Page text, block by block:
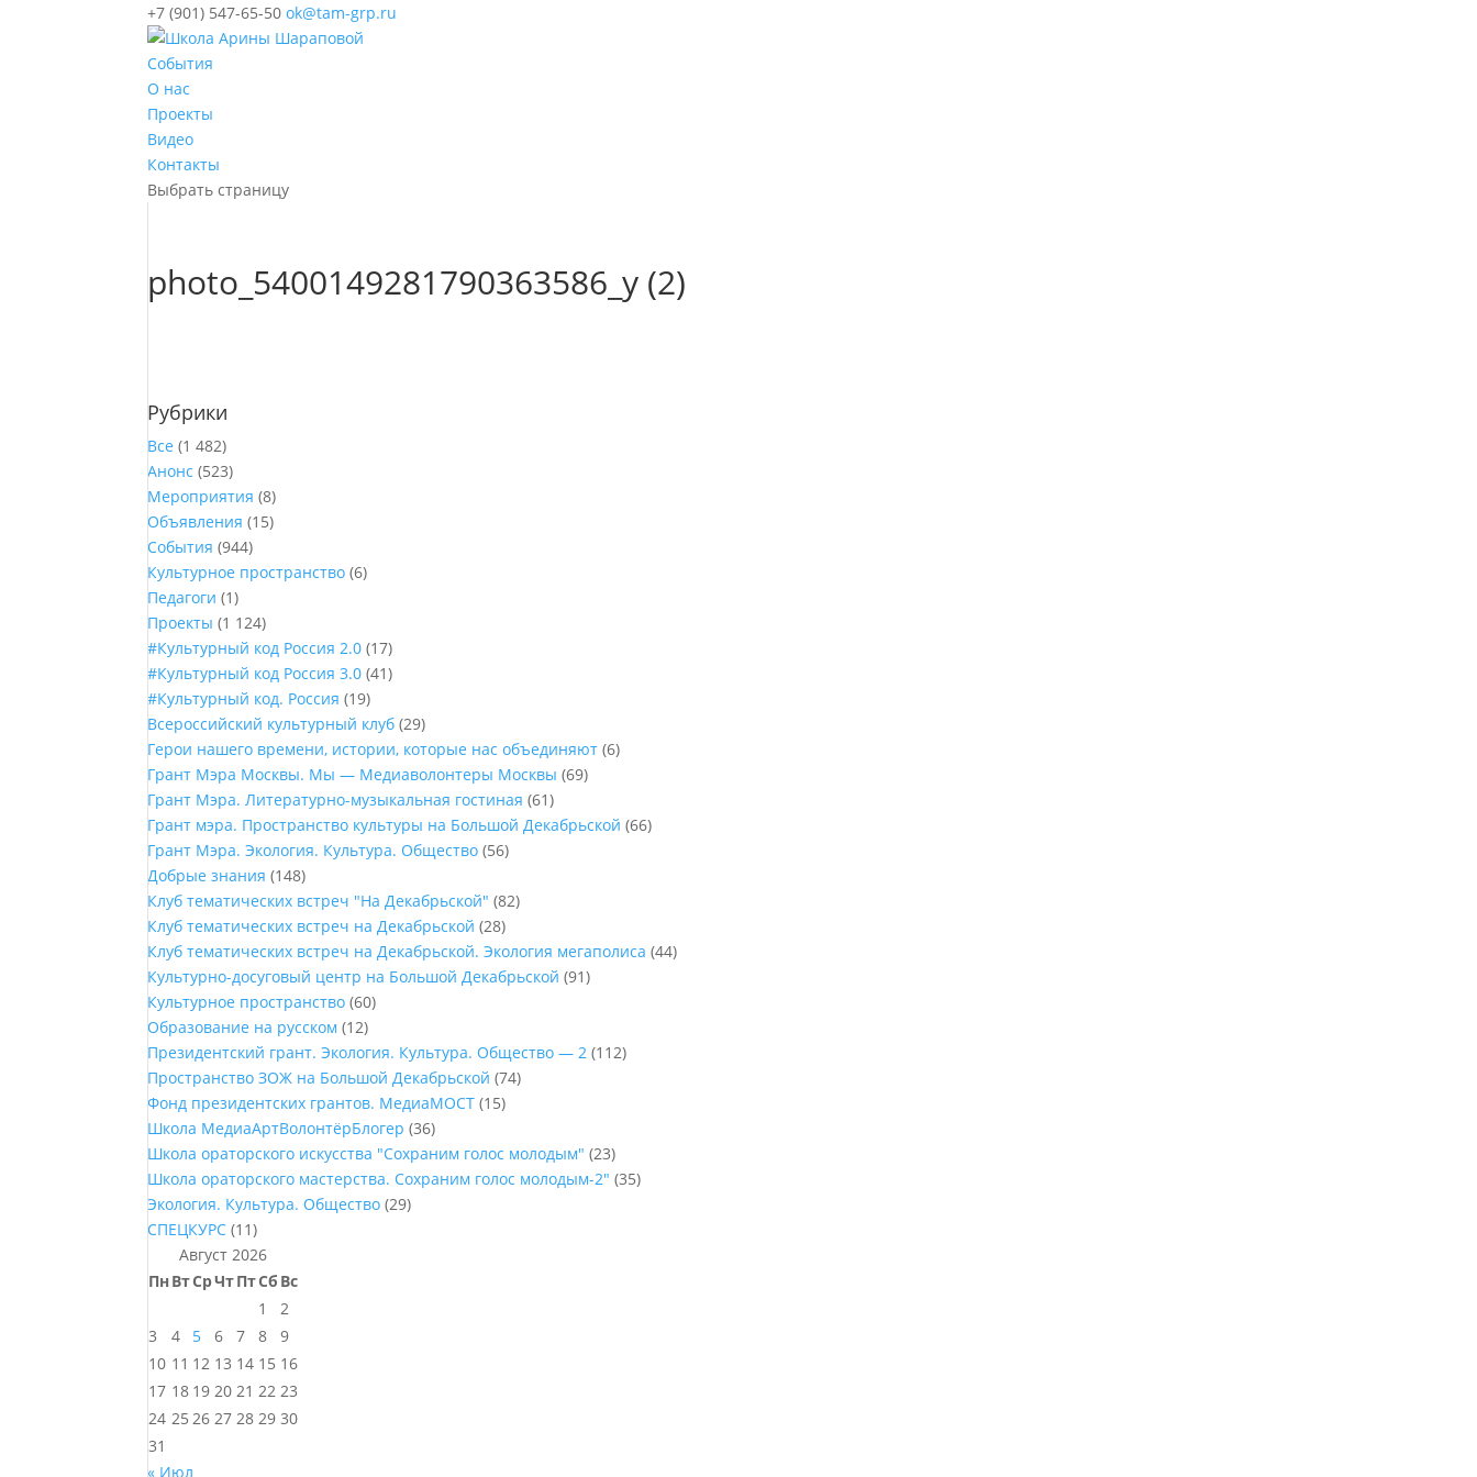
+7 (901) 547-65-50 ok@tam-grp.ru
События
О нас
Проекты
Видео
Контакты
Выбрать страницу
photo_5400149281790363586_y (2)
Рубрики
Все (1 482)
Анонс (523)
Мероприятия (8)
Объявления (15)
События (944)
Культурное пространство (6)
Педагоги (1)
Проекты (1 124)
#Культурный код Россия 2.0 (17)
#Культурный код Россия 3.0 (41)
#Культурный код. Россия (19)
Всероссийский культурный клуб (29)
Герои нашего времени, истории, которые нас объединяют (6)
Грант Мэра Москвы. Мы — Медиаволонтеры Москвы (69)
Грант Мэра. Литературно-музыкальная гостиная (61)
Грант мэра. Пространство культуры на Большой Декабрьской (66)
Грант Мэра. Экология. Культура. Общество (56)
Добрые знания (148)
Клуб тематических встреч "На Декабрьской" (82)
Клуб тематических встреч на Декабрьской (28)
Клуб тематических встреч на Декабрьской. Экология мегаполиса (44)
Культурно-досуговый центр на Большой Декабрьской (91)
Культурное пространство (60)
Образование на русском (12)
Президентский грант. Экология. Культура. Общество — 2 (112)
Пространство ЗОЖ на Большой Декабрьской (74)
Фонд президентских грантов. МедиаМОСТ (15)
Школа МедиаАртВолонтёрБлогер (36)
Школа ораторского искусства "Сохраним голос молодым" (23)
Школа ораторского мастерства. Сохраним голос молодым-2" (35)
Экология. Культура. Общество (29)
СПЕЦКУРС (11)
Август 2026
ПнВтСрЧтПтСб Вс
1
2
3
4 5 6 7 8
9
10 11 12 13 14 15 16
17 18 19 20 21 22 23
24 25 26 27 28 29 30
31
« Июл